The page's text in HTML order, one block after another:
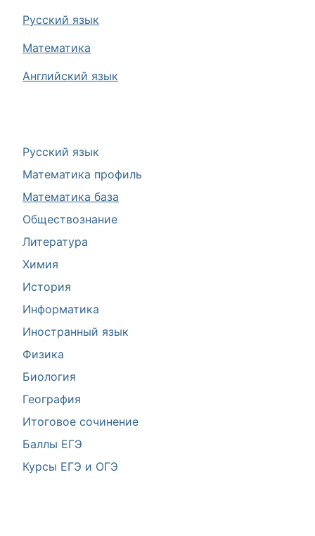
Русский язык
Математика профиль
Математика база
Обществознание
Литература
Химия
История
Информатика
Иностранный язык
Физика
Биология
География
Итоговое сочинение
Баллы ЕГЭ
Курсы ЕГЭ и ОГЭ
Русский язык
Математика
Английский язык